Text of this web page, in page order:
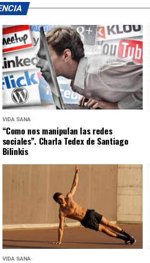
VIDA SANA
“Como nos manipulan las redes
sociales”. Charla Tedex de Santiago
Bilinkis
VIDA SANA